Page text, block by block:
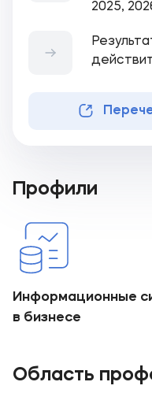
2025,
Профили
Информационные
в бизнесе
Область